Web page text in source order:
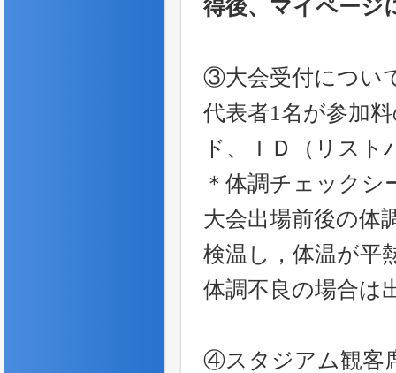
得後、マイページ
③大会受付につい
代表者1名が参加
ド、ＩＤ（リス
＊体調チェック
大会出場前後の体
検温し，体温が平
体調不良の場合は
④スタジアム観客